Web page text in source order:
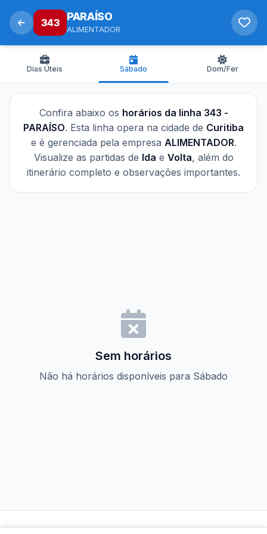
343 PARAÍSO
ALIMENTADOR
Dias Úteis Sábado Dom/Fer
Confira abaixo os horários da linha 343 -
PARAÍSO. Esta linha opera na cidade de Curitiba
e é gerenciada pela empresa ALIMENTADOR.
Visualize as partidas de Ida e Volta, além do
itinerário completo e observações importantes.
Sem horários
Não há horários disponíveis para Sábado